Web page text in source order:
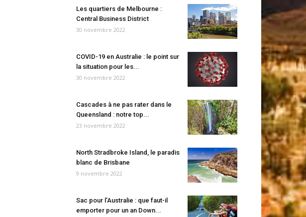
Les quartiers de Melbourne :
Central Business District
30 novembre 2022
COVID-19 en Australie : le point sur
la situation pour les...
30 novembre 2022
Cascades à ne pas rater dans le
Queensland : notre top...
23 novembre 2022
North Stradbroke Island, le paradis
blanc de Brisbane
9 novembre 2022
Sac pour l’Australie : que faut-il
emporter pour un an Down...